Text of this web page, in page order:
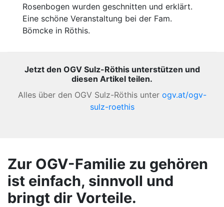
Rosenbogen wurden geschnitten und erklärt.
Eine schöne Veranstaltung bei der Fam.
Bömcke in Röthis.
Jetzt den OGV Sulz-Röthis unterstützen und
diesen Artikel teilen.
Alles über den OGV Sulz-Röthis unter ogv.at/ogv-
sulz-roethis
Zur OGV-Familie zu gehören
ist einfach, sinnvoll und
bringt dir Vorteile.